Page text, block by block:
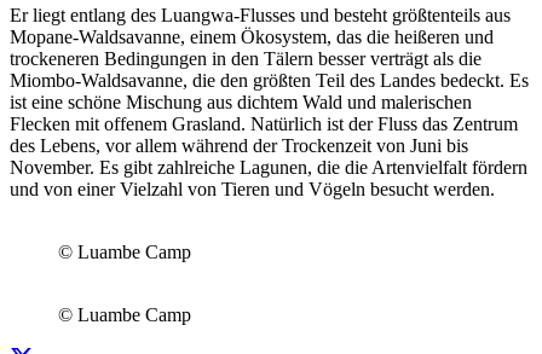
Er liegt entlang des Luangwa-Flusses und besteht größtenteils aus
Mopane-Waldsavanne, einem Ökosystem, das die heißeren und
trockeneren Bedingungen in den Tälern besser verträgt als die
Miombo-Waldsavanne, die den größten Teil des Landes bedeckt. Es
ist eine schöne Mischung aus dichtem Wald und malerischen
Flecken mit offenem Grasland. Natürlich ist der Fluss das Zentrum
des Lebens, vor allem während der Trockenzeit von Juni bis
November. Es gibt zahlreiche Lagunen, die die Artenvielfalt fördern
und von einer Vielzahl von Tieren und Vögeln besucht werden.
© Luambe Camp
© Luambe Camp